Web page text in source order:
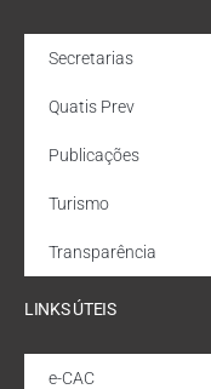
Secretarias
Quatis Prev
Publicações
Turismo
Transparência
LINKS ÚTEIS
e-CAC